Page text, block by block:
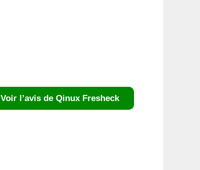
Voir l’avis de Qinux Fresheck